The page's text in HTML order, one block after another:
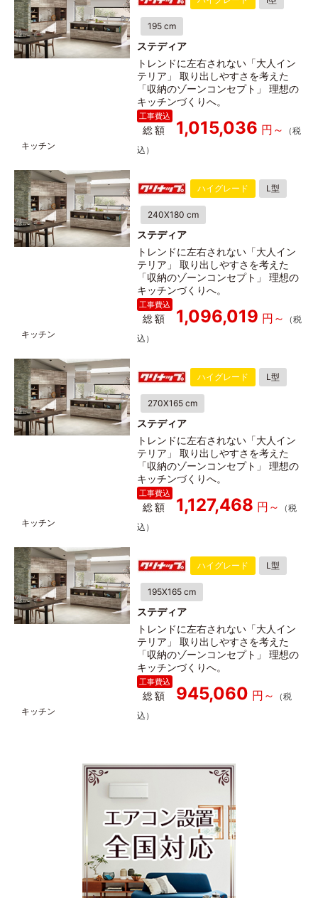
195 cm
ステディア
トレンドに左右されない「大人イン
テリア」 取り出しやすさを考えた
「収納のゾーンコンセプト」 理想の
キッチンづくりへ。
総額 1,015,036
ハイグレード L型
240X180 cm
ステディア
トレンドに左右されない「大人イン
テリア」 取り出しやすさを考えた
「収納のゾーンコンセプト」 理想の
キッチンづくりへ。
総額 1,096,019
ハイグレード L型
270X165 cm
ステディア
トレンドに左右されない「大人イン
テリア」 取り出しやすさを考えた
「収納のゾーンコンセプト」 理想の
キッチンづくりへ。
総額 1,127,468
ハイグレード L型
195X165 cm
ステディア
トレンドに左右されない「大人イン
テリア」 取り出しやすさを考えた
「収納のゾーンコンセプト」 理想の
キッチンづくりへ。
総額 945,060